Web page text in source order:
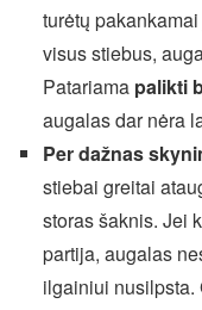
turėtų
visus stiebus,
Patariama palikti
augalas dar nėra
Per dažnas
stiebai greitai
storas šaknis. Jei
partija, augalas
ilgainiui nusilpsta.